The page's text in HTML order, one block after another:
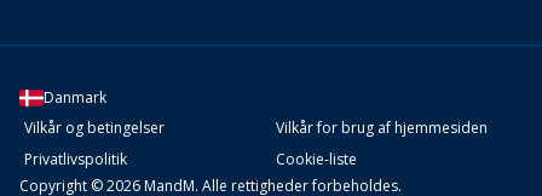
Danmark
Vilkår og betingelser
Vilkår for brug af hjemmesiden
Privatlivspolitik
Cookie-liste
Copyright © 2026 MandM. Alle rettigheder forbeholdes.